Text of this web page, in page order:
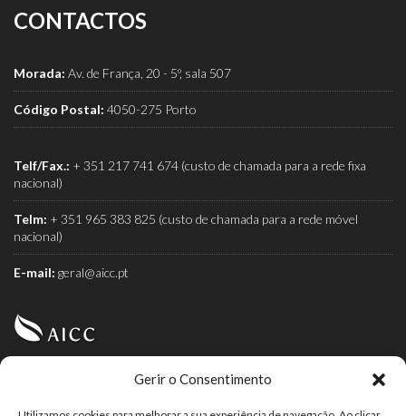
Gerir o Consentimento
CONTACTOS
Morada: Av. de França, 20 - 5º, sala 507
Código Postal: 4050-275 Porto
Telf/Fax.: + 351 217 741 674 (custo de chamada para a rede fixa
nacional)
Telm: + 351 965 383 825 (custo de chamada para a rede móvel
nacional)
E-mail: geral@aicc.pt
AICC (Associação Industrial e Comercial do Café) é a
associação dos torrefactores de café.